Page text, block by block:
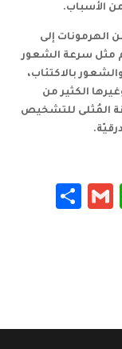
الأسباب.
الهرمونات إلى
مثل سرعة الشعور
بالاكتئاب،
الكثير من
المُثلى للتشخيص
WhatsApp
Gmail